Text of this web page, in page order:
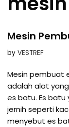
Mesin
by VESTREF
Mesin pembuat
adalah alat
es batu. Es
jernih seperti
menyebut es